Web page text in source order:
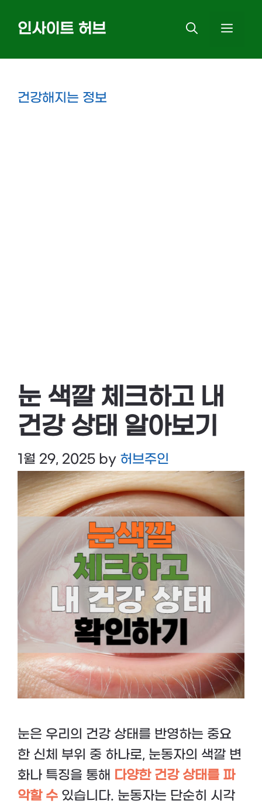
인사이트 허브
건강해지는 정보
눈 색깔 체크하고 내
건강 상태 알아보기
1월 29, 2025 by 허브주인
눈은 우리의 건강 상태를 반영하는 중요
한 신체 부위 중 하나로, 눈동자의 색깔 변
화나 특징을 통해 다양한 건강 상태를 파
악할 수 있습니다. 눈동자는 단순히 시각